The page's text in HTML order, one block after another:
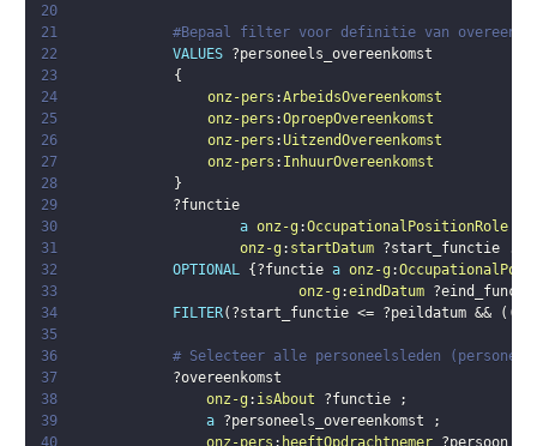
20
21
#Bepaal filter voor definitie van
22
VALUES ?personeels_overeenkomst
23
{
24
onz-pers :ArbeidsOvereenkomst
25
onz-pers :OproepOvereenkomst
26
onz-pers :UitzendOvereenkomst
27
onz-pers : InhuurOvereenkomst
28
}
29
?functie
30
a onz-g :OccupationalPositionRole
31
onz-g : startDatum ?start_functie
.
32
OPTIONAL { ?functie a onz-g :
33
onz-g :eindDatum
34
FILTER( ?start_functie <= ?peildatum && ( (
35
36
# Selecteer alle personeelsleden
37
?overeenkomst
38
onz-g : isAbout ?functie
;
39
a ?personeels_overeenkomst
;